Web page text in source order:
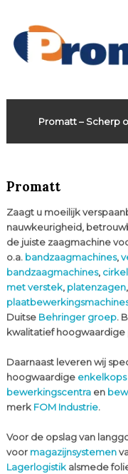
Promatt – Scherp
Promatt
Zaagt u moeilijk
nauwkeurigheid,
de juiste zaagmachine
o.a. bandzaagmachines,
bandzaagmachines,
met verstek, platenzagen,
Duitse Behringer groep.
kwalitatief
Daarnaast leveren wij
hoogwaardige enkelkops
bewerkingscentraen
merk FOM Industrie.
Voor de opslag van
voor magazijnsystemen
Lagerlogistik alsmede